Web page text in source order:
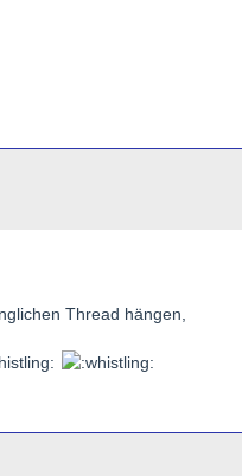
Thread hängen,